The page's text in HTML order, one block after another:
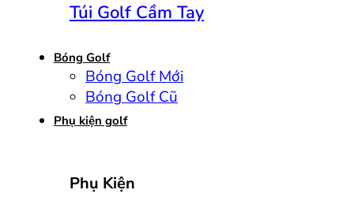
Túi Golf Cầm Tay
Bóng Golf
Bóng Golf Mới
Bóng Golf Cũ
Phụ kiện golf
Phụ Kiện